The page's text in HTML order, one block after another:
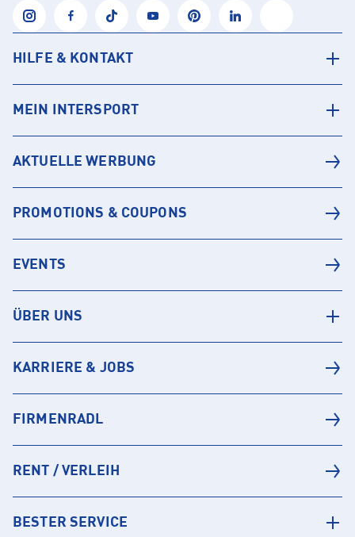
HILFE & KONTAKT
MEIN INTERSPORT
AKTUELLE WERBUNG
PROMOTIONS & COUPONS
EVENTS
ÜBER UNS
KARRIERE & JOBS
FIRMENRADL
RENT / VERLEIH
BESTER SERVICE